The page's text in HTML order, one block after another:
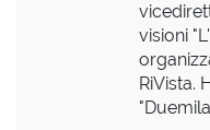
visioni
RiVista.